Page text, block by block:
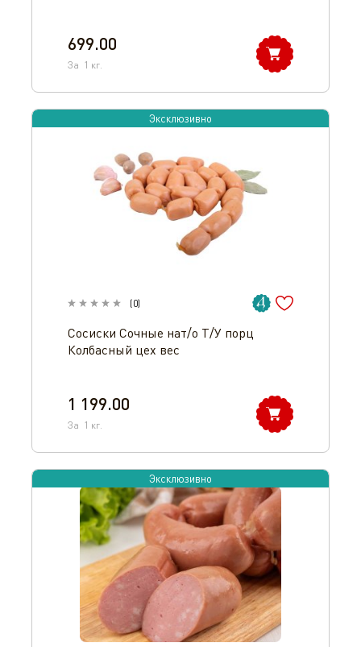
699.00
За 1 кг.
Эксклюзивно
(0)
Сосиски Сочные нат/о Т/У порц
Колбасный цех вес
1 199.00
За 1 кг.
Эксклюзивно